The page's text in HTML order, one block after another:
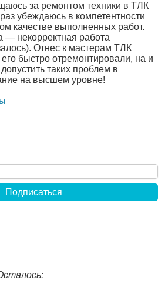
за ремонтом техники в ТЛК
убеждаюсь в компетентности
качестве выполненных работ.
— некорректная работа
Отнес к мастерам ТЛК
быстро отремонтировали, на и
таких проблем в
на высшем уровне!